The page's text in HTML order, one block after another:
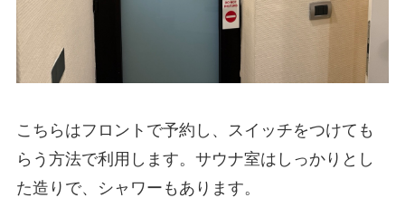
こちらはフロントで予約し、スイッチをつけても
らう方法で利用します。サウナ室はしっかりとし
た造りで、シャワーもあります。